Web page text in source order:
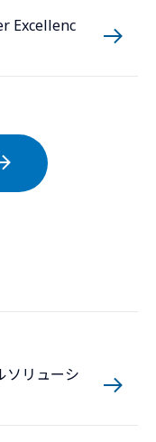
Excellenc
ソリューシ